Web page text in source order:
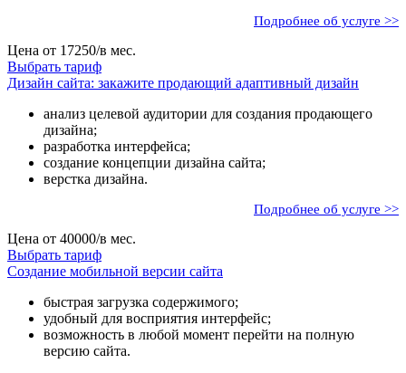
Подробнее об услуге >>
Цена от 17250/в мес.
Выбрать тариф
Дизайн сайта: закажите продающий адаптивный дизайн
анализ целевой аудитории для создания продающего
дизайна;
разработка интерфейса;
создание концепции дизайна сайта;
верстка дизайна.
Подробнее об услуге >>
Цена от 40000/в мес.
Выбрать тариф
Создание мобильной версии сайта
быстрая загрузка содержимого;
удобный для восприятия интерфейс;
возможность в любой момент перейти на полную
версию сайта.